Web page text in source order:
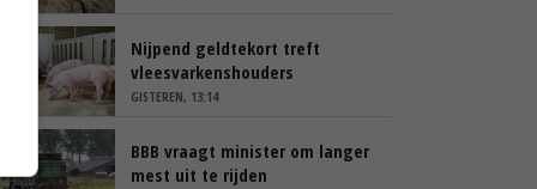
Nijpend geldtekort treft
vleesvarkenshouders
GISTEREN, 13:14
BBB vraagt minister om langer
mest uit te rijden